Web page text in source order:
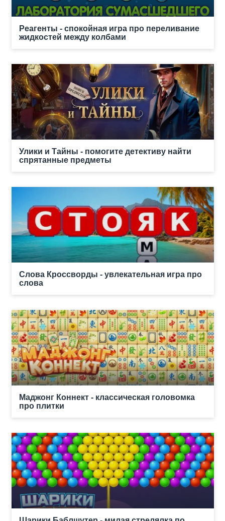
Реагенты - спокойная игра про переливание
жидкостей между колбами
Улики и Тайны - помогите детективу найти
спрятанные предметы
Слова Кроссворды - увлекательная игра про
слова
Маджонг Коннект - классическая головомка
про плитки